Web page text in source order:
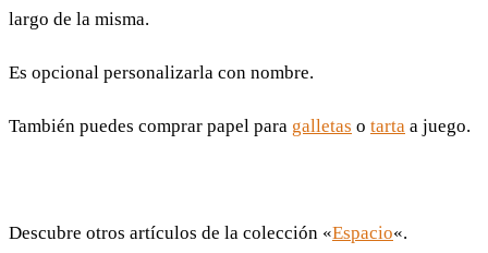
hasta
largo de la misma.
Es opcional personalizarla con nombre.
También puedes comprar papel para galletas o tarta a juego.
Descubre otros artículos de la colección «Espacio«.